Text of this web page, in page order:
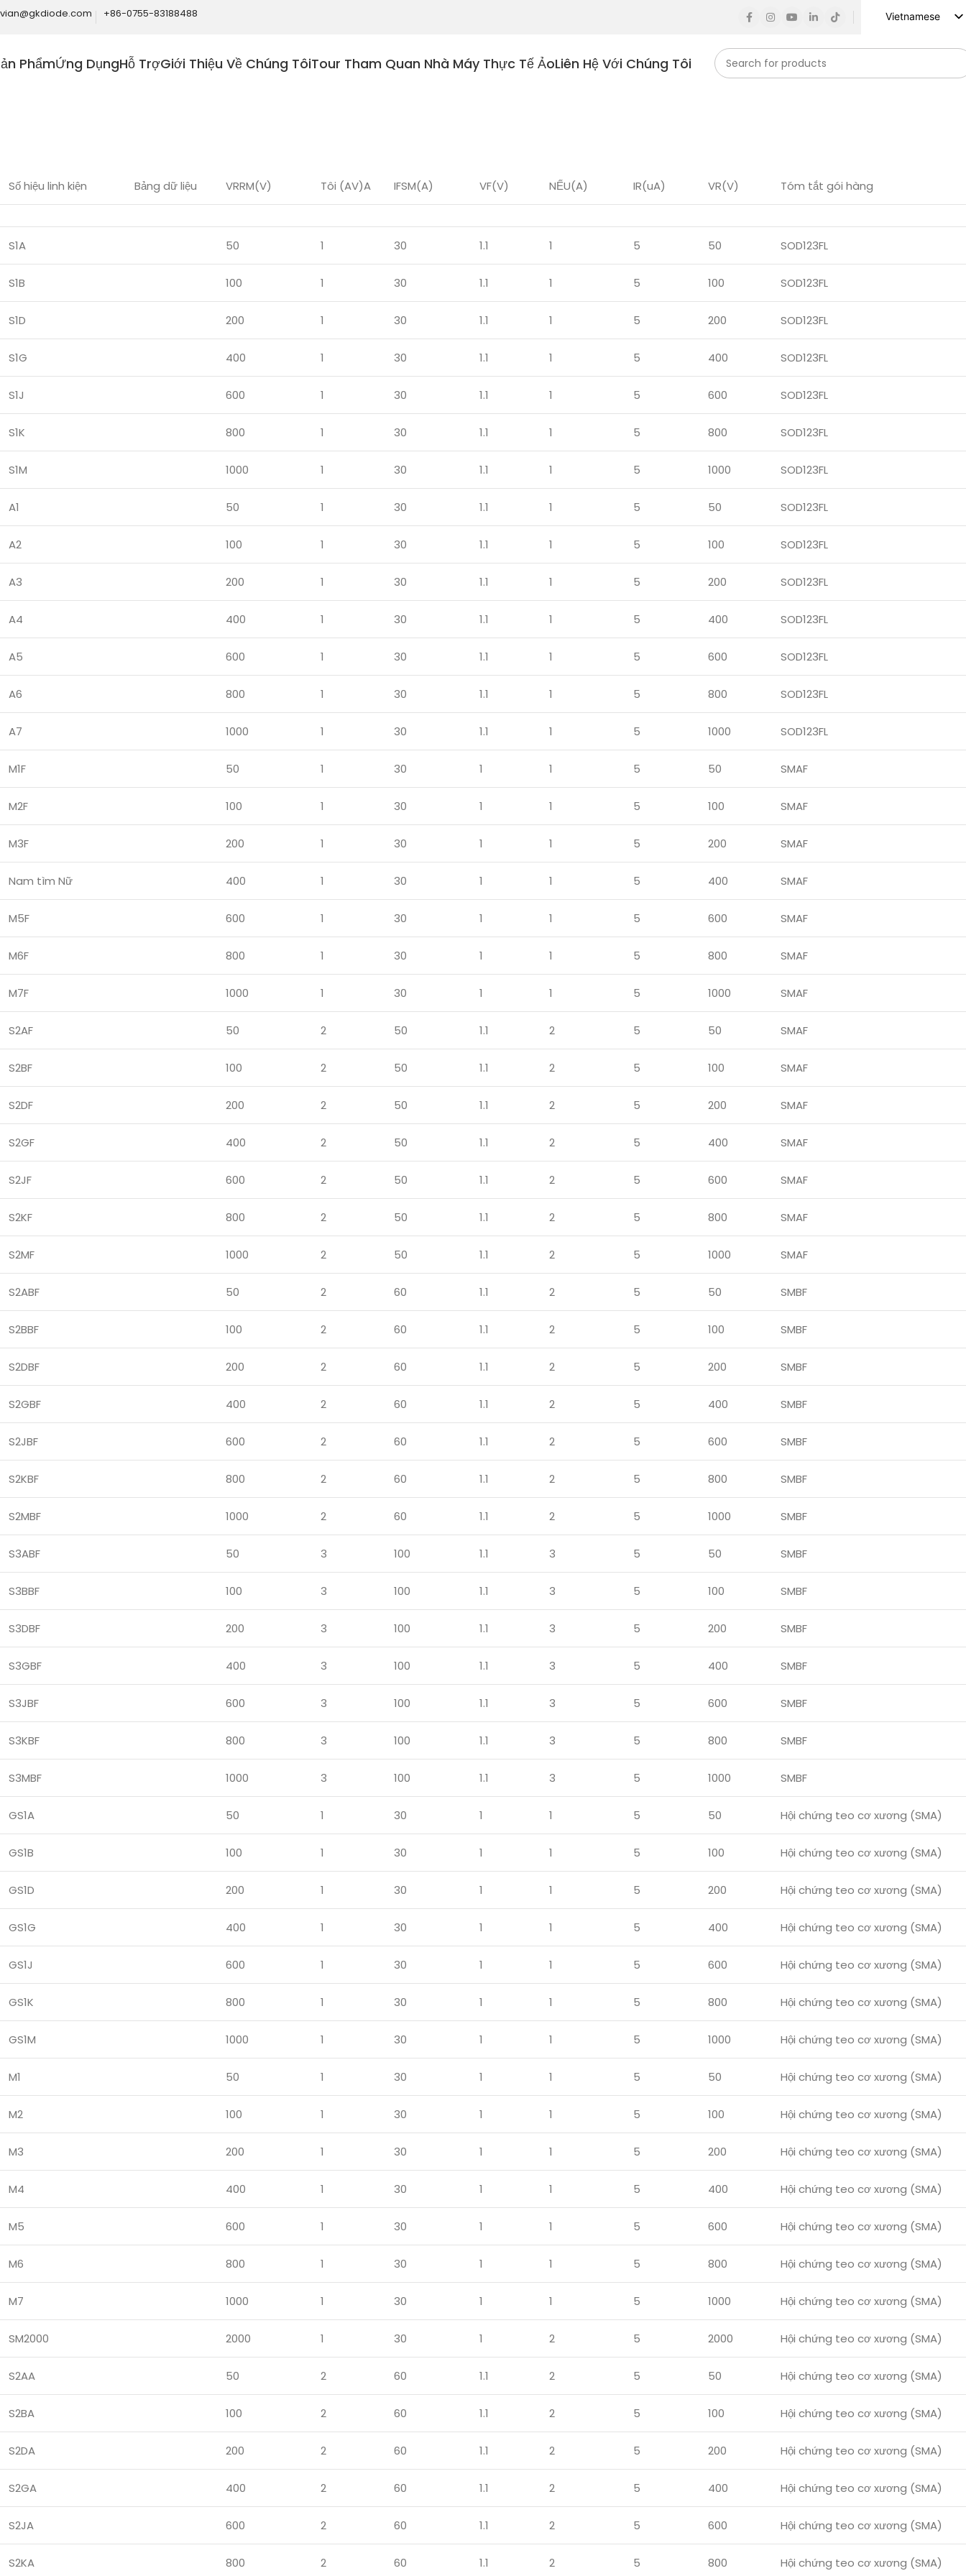
+86-0755-83188488
Vietnamese
Indonesian
Korean
PhẩmỨng DụngHỗ TrợGiới Thiệu Về Chúng TôiTour Tham Quan Nhà Máy Thực Tế ẢoLiên Hệ Với Chúng Tôi
Số hiệu linh kiện
Bảng dữ liệu VRRM(V) Tôi (AV)A IFSM(A) VF(V) NẾU(A) IR(uA) VR(V) Tóm tắt gói hàng
S1A 50 1 30 1.1 1 5 50 SOD123FL
S1B 100 1 30 1.1 1 5 100 SOD123FL
S1D 200 1 30 1.1 1 5 200 SOD123FL
S1G 400 1 30 1.1 1 5 400 SOD123FL
S1J 600 1 30 1.1 1 5 600 SOD123FL
S1K 800 1 30 1.1 1 5 800 SOD123FL
S1M 1000 1 30 1.1 1 5 1000 SOD123FL
A1 50 1 30 1.1 1 5 50 SOD123FL
A2 100 1 30 1.1 1 5 100 SOD123FL
A3 200 1 30 1.1 1 5 200 SOD123FL
A4 400 1 30 1.1 1 5 400 SOD123FL
A5 600 1 30 1.1 1 5 600 SOD123FL
A6 800 1 30 1.1 1 5 800 SOD123FL
A7 1000 1 30 1.1 1 5 1000 SOD123FL
M1F 50 1 30 1 1 5 50 SMAF
M2F 100 1 30 1 1 5 100 SMAF
M3F 200 1 30 1 1 5 200 SMAF
Nam tìm Nữ 400 1 30 1 1 5 400 SMAF
M5F 600 1 30 1 1 5 600 SMAF
M6F 800 1 30 1 1 5 800 SMAF
M7F 1000 1 30 1 1 5 1000 SMAF
S2AF 50 2 50 1.1 2 5 50 SMAF
S2BF 100 2 50 1.1 2 5 100 SMAF
S2DF 200 2 50 1.1 2 5 200 SMAF
S2GF 400 2 50 1.1 2 5 400 SMAF
S2JF 600 2 50 1.1 2 5 600 SMAF
S2KF 800 2 50 1.1 2 5 800 SMAF
S2MF 1000 2 50 1.1 2 5 1000 SMAF
S2ABF 50 2 60 1.1 2 5 50 SMBF
S2BBF 100 2 60 1.1 2 5 100 SMBF
S2DBF 200 2 60 1.1 2 5 200 SMBF
S2GBF 400 2 60 1.1 2 5 400 SMBF
S2JBF 600 2 60 1.1 2 5 600 SMBF
S2KBF 800 2 60 1.1 2 5 800 SMBF
S2MBF 1000 2 60 1.1 2 5 1000 SMBF
S3ABF 50 3 100 1.1 3 5 50 SMBF
S3BBF 100 3 100 1.1 3 5 100 SMBF
S3DBF 200 3 100 1.1 3 5 200 SMBF
S3GBF 400 3 100 1.1 3 5 400 SMBF
S3JBF 600 3 100 1.1 3 5 600 SMBF
S3KBF 800 3 100 1.1 3 5 800 SMBF
S3MBF 1000 3 100 1.1 3 5 1000 SMBF
GS1A 50 1 30 1 1 5 50 Hội chứng teo cơ xương (SMA)
GS1B 100 1 30 1 1 5 100 Hội chứng teo cơ xương (SMA)
GS1D 200 1 30 1 1 5 200 Hội chứng teo cơ xương (SMA)
GS1G 400 1 30 1 1 5 400 Hội chứng teo cơ xương (SMA)
GS1J 600 1 30 1 1 5 600 Hội chứng teo cơ xương (SMA)
GS1K 800 1 30 1 1 5 800 Hội chứng teo cơ xương (SMA)
GS1M 1000 1 30 1 1 5 1000 Hội chứng teo cơ xương (SMA)
M1 50 1 30 1 1 5 50 Hội chứng teo cơ xương (SMA)
M2 100 1 30 1 1 5 100 Hội chứng teo cơ xương (SMA)
M3 200 1 30 1 1 5 200 Hội chứng teo cơ xương (SMA)
M4 400 1 30 1 1 5 400 Hội chứng teo cơ xương (SMA)
M5 600 1 30 1 1 5 600 Hội chứng teo cơ xương (SMA)
M6 800 1 30 1 1 5 800 Hội chứng teo cơ xương (SMA)
M7 1000 1 30 1 1 5 1000 Hội chứng teo cơ xương (SMA)
SM2000 2000 1 30 1 2 5 2000 Hội chứng teo cơ xương (SMA)
S2AA 50 2 60 1.1 2 5 50 Hội chứng teo cơ xương (SMA)
S2BA 100 2 60 1.1 2 5 100 Hội chứng teo cơ xương (SMA)
S2DA 200 2 60 1.1 2 5 200 Hội chứng teo cơ xương (SMA)
S2GA 400 2 60 1.1 2 5 400 Hội chứng teo cơ xương (SMA)
S2JA 600 2 60 1.1 2 5 600 Hội chứng teo cơ xương (SMA)
S2KA 800 2 60 1.1 2 5 800 Hội chứng teo cơ xương (SMA)